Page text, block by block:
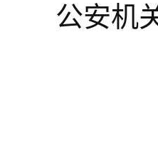
公安机